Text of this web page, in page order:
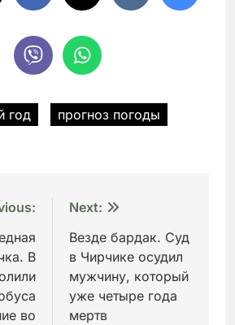
год
прогноз погоды
В
во
Next:
Везде бардак. Суд
в Чирчике осудил
мужчину, который
уже четыре года
мертв